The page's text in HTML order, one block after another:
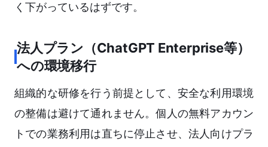
く下がっているはずです。
法人プラン（ChatGPT Enterprise等）
への環境移行
組織的な研修を行う前提として、安全な利用環境
の整備は避けて通れません。個人の無料アカウン
トでの業務利用は直ちに停止させ、法人向けプラ